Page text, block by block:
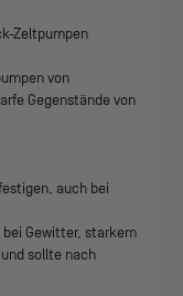
Zeltpumpen
von
Gegenstände von
auch bei
bei Gewitter, starkem
sollte nach